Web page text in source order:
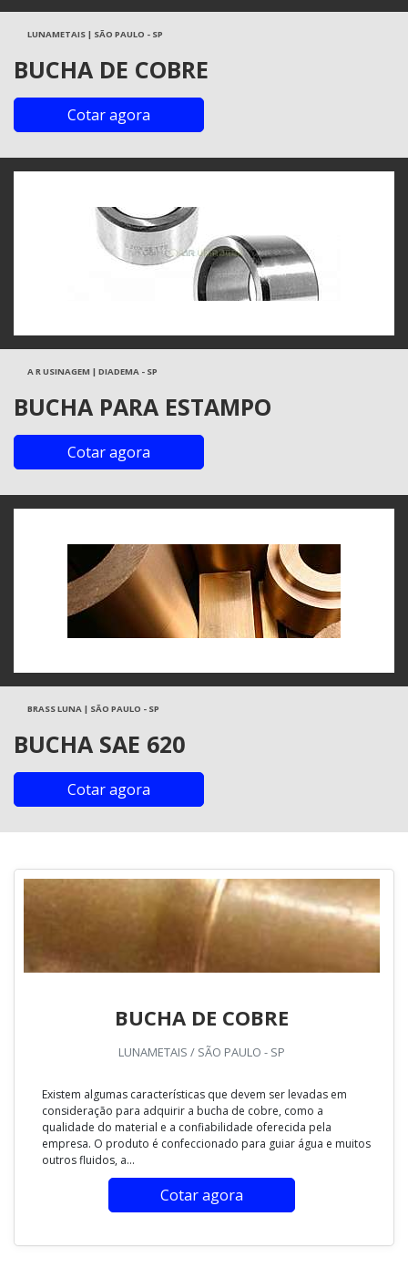
LUNAMETAIS | SÃO PAULO - SP
BUCHA DE COBRE
Cotar agora
A R USINAGEM | DIADEMA - SP
BUCHA PARA ESTAMPO
Cotar agora
BRASS LUNA | SÃO PAULO - SP
BUCHA SAE 620
Cotar agora
BUCHA DE COBRE
LUNAMETAIS / SÃO PAULO - SP
Existem algumas características que devem ser levadas em
consideração para adquirir a bucha de cobre, como a
qualidade do material e a confiabilidade oferecida pela
empresa. O produto é confeccionado para guiar água e muitos
outros fluidos, a...
Cotar agora